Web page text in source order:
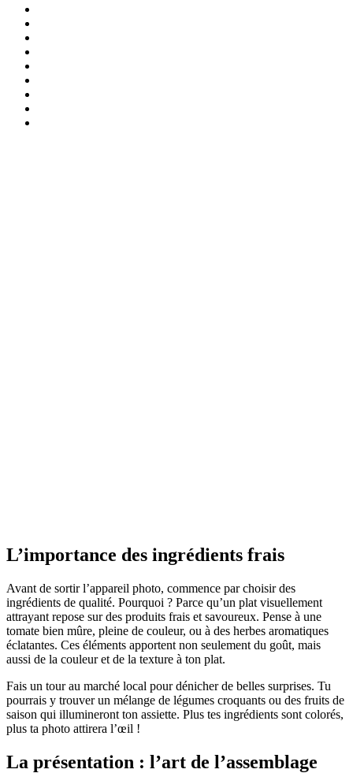
L’importance des ingrédients frais
Avant de sortir l’appareil photo, commence par choisir des
ingrédients de qualité. Pourquoi ? Parce qu’un plat visuellement
attrayant repose sur des produits frais et savoureux. Pense à une
tomate bien mûre, pleine de couleur, ou à des herbes aromatiques
éclatantes. Ces éléments apportent non seulement du goût, mais
aussi de la couleur et de la texture à ton plat.
Fais un tour au marché local pour dénicher de belles surprises. Tu
pourrais y trouver un mélange de légumes croquants ou des fruits de
saison qui illumineront ton assiette. Plus tes ingrédients sont colorés,
plus ta photo attirera l’œil !
La présentation : l’art de l’assemblage